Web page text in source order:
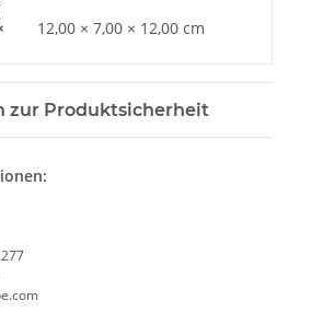
12,00 × 7,00 × 12,00 cm
zur Produktsicherheit